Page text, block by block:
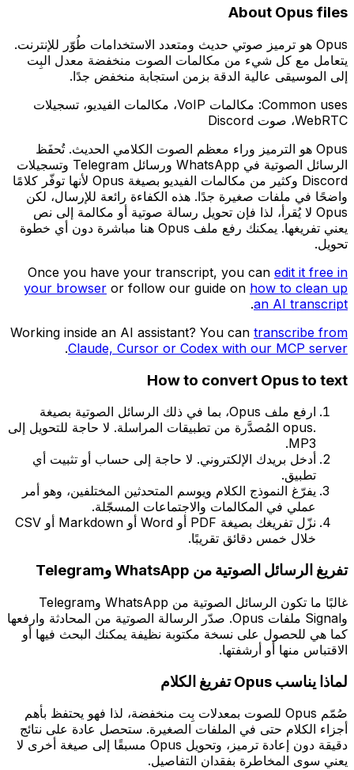
About Opus files
‏Opus هو ترميز صوتي حديث ومتعدد الاستخدامات طُوّر للإنترنت.
يتعامل مع كل شيء من مكالمات الصوت منخفضة معدل البِت
إلى الموسيقى عالية الدقة بزمن استجابة منخفض جدًا.
Common uses:
مكالمات VoIP، مكالمات الفيديو، تسجيلات
WebRTC، صوت Discord
‏Opus هو الترميز وراء معظم الصوت الكلامي الحديث. تُحفَظ
الرسائل الصوتية في WhatsApp ورسائل Telegram وتسجيلات
Discord وكثير من مكالمات الفيديو بصيغة Opus لأنها توفّر كلامًا
واضحًا في ملفات صغيرة جدًا. هذه الكفاءة رائعة للإرسال، لكن
Opus لا يُقرأ، لذا فإن تحويل رسالة صوتية أو مكالمة إلى نص
يعني تفريغها. يمكنك رفع ملف Opus هنا مباشرة دون أي خطوة
تحويل.
Once you have your transcript, you can edit it free in
your browser or follow our guide on how to clean up
an AI transcript
.
Working inside an AI assistant? You can transcribe from
Claude, Cursor or Codex with our MCP server
.
How to convert Opusto text
ارفع ملف Opus، بما في ذلك الرسائل الصوتية بصيغة
.opus المُصدَّرة من تطبيقات المراسلة. لا حاجة للتحويل إلى
MP3.
أدخل بريدك الإلكتروني. لا حاجة إلى حساب أو تثبيت أي
تطبيق.
يفرّغ النموذج الكلام ويوسم المتحدثين المختلفين، وهو أمر
عملي في المكالمات والاجتماعات المسجّلة.
نزّل تفريغك بصيغة PDF أو Word أو Markdown أو CSV
خلال خمس دقائق تقريبًا.
تفريغ الرسائل الصوتية من WhatsApp وTelegram
غالبًا ما تكون الرسائل الصوتية من WhatsApp وTelegram
وSignal ملفات Opus. صدّر الرسالة الصوتية من المحادثة وارفعها
كما هي للحصول على نسخة مكتوبة نظيفة يمكنك البحث فيها أو
الاقتباس منها أو أرشفتها.
لماذا يناسب Opus تفريغ الكلام
صُمّم Opus للصوت بمعدلات بِت منخفضة، لذا فهو يحتفظ بأهم
أجزاء الكلام حتى في الملفات الصغيرة. ستحصل عادة على نتائج
دقيقة دون إعادة ترميز، وتحويل Opus مسبقًا إلى صيغة أخرى لا
يعني سوى المخاطرة بفقدان التفاصيل.